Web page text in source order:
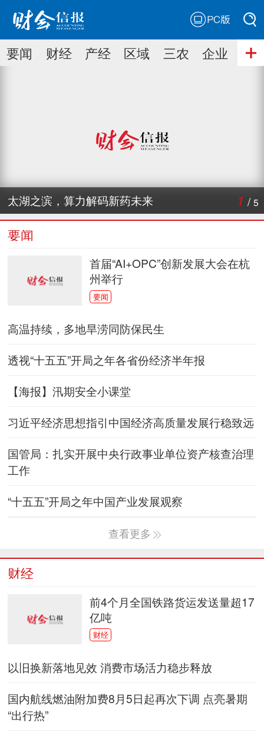
搜索
搜索
要闻 财经 产经 区域 三农 企业
太湖之滨，算力解码新药未来 1 /5
要闻
首届“AI+OPC”创新发展大会在杭
州举行
要闻
高温持续，多地旱涝同防保民生
透视“十五五”开局之年各省份经济半年报
【海报】汛期安全小课堂
习近平经济思想指引中国经济高质量发展行稳致远
国管局：扎实开展中央行政事业单位资产核查治理
工作
“十五五”开局之年中国产业发展观察
查看更多
财经
前4个月全国铁路货运发送量超17
亿吨
财经
以旧换新落地见效 消费市场活力稳步释放
国内航线燃油附加费8月5日起再次下调 点亮暑期
“出行热”